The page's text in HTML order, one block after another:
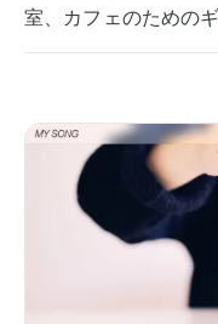
室、カフェのための